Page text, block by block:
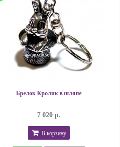
Брелок Кролик в шляпе
7 020 р.
В корзину